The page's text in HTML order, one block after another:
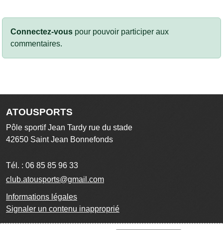
Connectez-vous pour pouvoir participer aux
commentaires.
ATOUSPORTS
Pôle sportif Jean Tardy rue du stade
42650 Saint Jean Bonnefonds
Tél. : 06 85 85 96 33
club.atousports@gmail.com
Informations légales
Signaler un contenu inapproprié